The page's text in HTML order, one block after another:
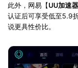
此外，网易【UU加速器
认证后可享受低至5.9
说更具性价比。